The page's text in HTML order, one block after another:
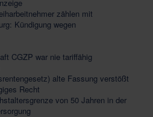
zählen mit
Kündigung wegen
CGZP war nie tariffähig
alte Fassung verstößt
Recht
von 50 Jahren in der